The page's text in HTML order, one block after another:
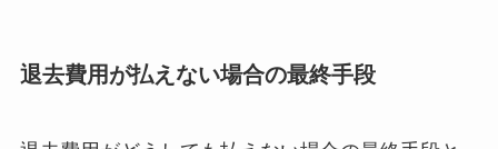
退去費用が払えない場合の最終手段